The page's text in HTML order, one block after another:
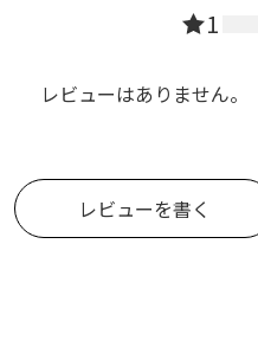
1
レビューはありません。
レビューを書く